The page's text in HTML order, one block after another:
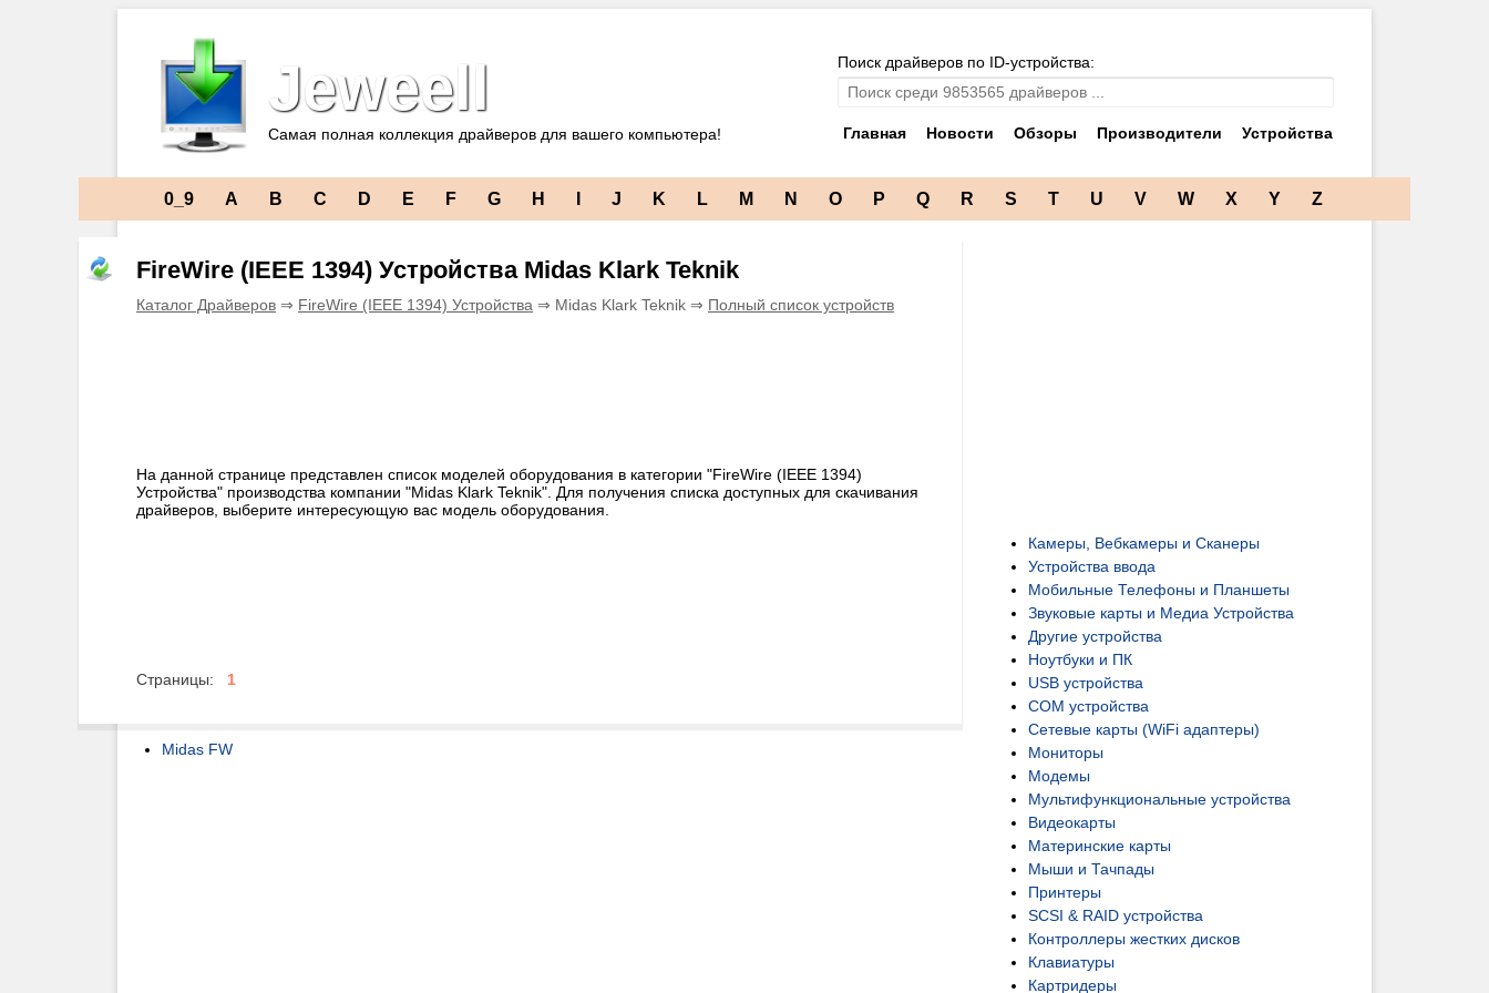
Jeweell
Самая полная коллекция драйверов для вашего компьютера!
Поиск драйверов по ID-устройства:
Главная Новости Обзоры Производители Устройства
0_9 A B C D E F G H J K L M N O P Q R S T U V W X Y Z
FireWire (IEEE 1394) Устройства Midas Klark Teknik
Каталог Драйверов ⇒ FireWire (IEEE 1394) Устройства ⇒ Midas Klark Teknik ⇒ Полный список устройств
На данной странице представлен список моделей оборудования в категории "FireWire (IEEE 1394)
Устройства" производства компании "Midas Klark Teknik". Для получения списка доступных для скачивания
драйверов, выберите интересующую вас модель оборудования.
Страницы: 1
Midas FW
Камеры, Вебкамеры и Сканеры
Устройства ввода
Мобильные Телефоны и Планшеты
Звуковые карты и Медиа Устройства
Другие устройства
Ноутбуки и ПК
USB устройства
COM устройства
Сетевые карты (WiFi адаптеры)
Мониторы
Модемы
Мультифункциональные устройства
Видеокарты
Материнские карты
Мыши и Тачпады
Принтеры
SCSI & RAID устройства
Контроллеры жестких дисков
Клавиатуры
Картридеры